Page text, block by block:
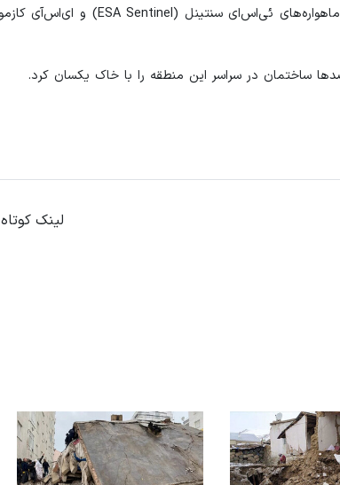
ساختمان در سراسر این منطقه را با خاک یکسان کرد.
لینک کوتاه